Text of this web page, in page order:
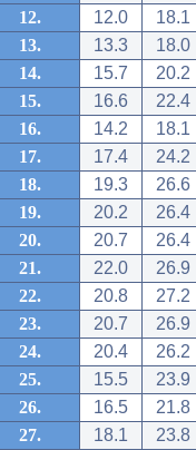
12.
12.0
18.1
13.
13.3
18.0
14.
15.7
20.2
15.
16.6
22.4
16.
14.2
18.1
17.
17.4
24.2
18.
19.3
26.6
19.
20.2
26.4
20.
20.7
26.4
21.
22.0
26.9
22.
20.8
27.2
23.
20.7
26.9
24.
20.4
26.2
25.
15.5
23.9
26.
16.5
21.8
27.
18.1
23.8